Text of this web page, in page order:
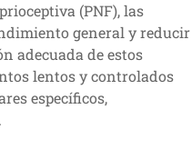
(PNF), las
general y reducir
adecuada de estos
lentos y controlados
específicos,